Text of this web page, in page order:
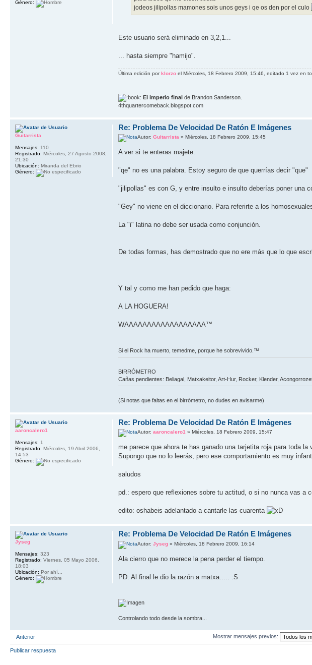
jodeos jilipollas mamones sois unos geys i qe os den por el culo
Este usuario será eliminado en 3,2,1...
... hasta siempre "hamijo".
Última edición porklorzo el Miércoles, 18 Febrero 2009, 15:46, editado 1 vez en
El imperio final de Brandon Sanderson.
4thquartercomeback.blogspot.com
Género:
Re: Problema De Velocidad De Ratón E Imágenes
Autor:Guitarrista » Miércoles, 18 Febrero 2009, 15:45
A ver si te enteras majete:
"qe" no es una palabra. Estoy seguro de que querrías decir "que"
"jilipollas" es con G, y entre insulto e insulto deberías poner una
"Gey" no viene en el diccionario. Para referirte a los
La "i" latina no debe ser usada como conjunción.
De todas formas, has demostrado que no ere más que lo que
Y tal y como me han pedido que haga:
A LA HOGUERA!
WAAAAAAAAAAAAAAAAAA™
Si el Rock ha muerto, temedme, porque he sobrevivido.™
BIRRÓMETRO
Cañas pendientes: Beliagal, Matxakeitor, Art-Hur, Rocker, Klender,
(Si notas que faltas en el birrómetro, no dudes en avisarme)
Guitarrista
Mensajes: 110
Registrado: Miércoles, 27 Agosto 2008,
21:30
Ubicación: Miranda del Ebrio
Género:
Re: Problema De Velocidad De Ratón E Imágenes
Autor:aaroncalero1 » Miércoles, 18 Febrero 2009, 15:47
me parece que ahora te has ganado una tarjetita roja para toda la
Supongo que no lo leerás, pero ese comportamiento es muy
saludos
pd.: espero que reflexiones sobre tu actitud, o si no nunca vas a
edito: oshabeis adelantado a cantarle las cuarenta
aaroncalero1
Mensajes: 1
Registrado: Miércoles, 19 Abril 2006,
14:53
Género:
Re: Problema De Velocidad De Ratón E Imágenes
Autor:Jyseg » Miércoles, 18 Febrero 2009, 16:14
Ala cierro que no merece la pena perder el tiempo.
PD: Al final le dio la razón a matxa..... :S
Controlando todo desde la sombra...
Jyseg
Mensajes: 323
Registrado: Viernes, 05 Mayo 2006,
18:03
Ubicación: Por ahí...
Género:
Anterior Mostrar mensajes previos:
Publicar respuesta